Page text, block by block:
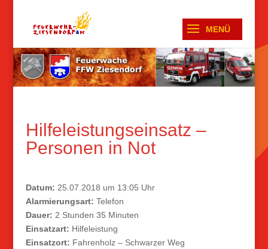
Hilfeleistungseinsatz –
Personen in Not
Datum: 25.07.2018 um 13:05 Uhr
Alarmierungsart: Telefon
Dauer: 2 Stunden 35 Minuten
Einsatzart: Hilfeleistung
Einsatzort: Fahrenholz – Schwarzer Weg